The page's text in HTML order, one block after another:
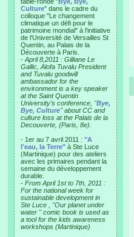
Culture" dans le cadre du
colloque "Le changement
climatique un défi pour le
patrimoine mondial" à l'initiative
de l'Université de Versailles St
Quentin, au Palais de la
Découverte à Paris.
- April 8,2011 : Gilliane Le
Gallic, Alofa Tuvalu President
and Tuvalu goodwill
ambassador for the
environment is a key speaker
at the Saint Quentin
University’s conference, "Bye,
Bye, Culture" about CC and
culture loss at the Palais de la
Decouverte, (Paris, 8e).
- 1er au 7 avril 2011 : "A
l'eau, la Terre" à Ste Luce
(Martinique) pour des ateliers
avec les primaires pendant la
semaine du développement
durable.
- From April 1st to 7th, 2011 :
For the national week for
sustainable development in
Ste Luce , "Our planet under
water " comic book is used as
a tool for the kids awareness
workshops (Martinique)